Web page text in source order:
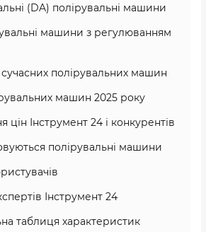
(DA) полірувальні машини
машини з регулюванням
полірувальних машин
машин 2025 року
цін Інструмент 24 і конкурентів
полірувальні машини
Інструмент 24
таблиця характеристик